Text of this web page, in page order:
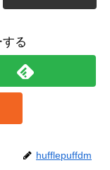
る
hufflepuffdm